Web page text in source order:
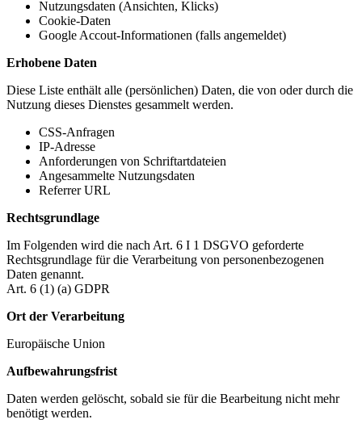
Nutzungsdaten (Ansichten, Klicks)
Cookie-Daten
Google Accout-Informationen (falls angemeldet)
Erhobene Daten
Diese Liste enthält alle (persönlichen) Daten, die von oder durch die
Nutzung dieses Dienstes gesammelt werden.
CSS-Anfragen
IP-Adresse
Anforderungen von Schriftartdateien
Angesammelte Nutzungsdaten
Referrer URL
Rechtsgrundlage
Im Folgenden wird die nach Art. 6 I 1 DSGVO geforderte
Rechtsgrundlage für die Verarbeitung von personenbezogenen
Daten genannt.
Art. 6 (1) (a) GDPR
Ort der Verarbeitung
Europäische Union
Aufbewahrungsfrist
Daten werden gelöscht, sobald sie für die Bearbeitung nicht mehr
benötigt werden.